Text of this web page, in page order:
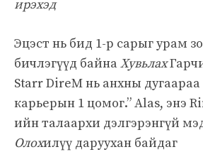
ирэхэд
Эцэст нь бид 1-р сарыг урам
бичлэгүүд байнаХувьлах
Starr DireM нь анхны
карьерын 1 цомог.” Alas, энэ
ийн талаархи дэлгэрэнгүй
Олохилүү даруухан байдаг